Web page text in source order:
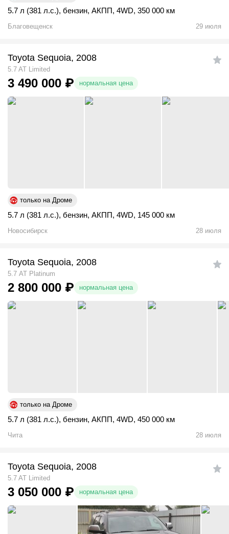
5.7 л (381 л.с.), бензин, АКПП, 4WD, 350 000 км
Благовещенск 29 июля
Toyota Sequoia, 2008
5.7 AT Limited
3 490 000 ₽ нормальная цена
только на Дроме
5.7 л (381 л.с.), бензин, АКПП, 4WD, 145 000 км
Новосибирск 28 июля
Toyota Sequoia, 2008
5.7 АТ Platinum
2 800 000 ₽ нормальная цена
только на Дроме
5.7 л (381 л.с.), бензин, АКПП, 4WD, 450 000 км
Чита 28 июля
Toyota Sequoia, 2008
5.7 AT Limited
3 050 000 ₽ нормальная цена